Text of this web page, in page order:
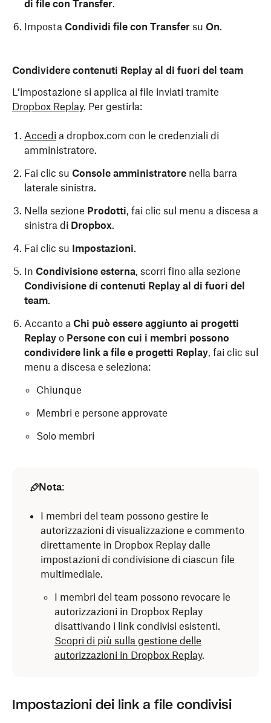
di file con Transfer.
Imposta Condividi file con Transfer su On.
Condividere contenuti Replay al di fuori del team
L’impostazione si applica ai file inviati tramite
Dropbox Replay. Per gestirla:
Accedi a dropbox.com con le credenziali di
amministratore.
Fai clic su Console amministratore nella barra
laterale sinistra.
Nella sezione Prodotti, fai clic sul menu a discesa a
sinistra di Dropbox.
Fai clic su Impostazioni.
In Condivisione esterna, scorri fino alla sezione
Condivisione di contenuti Replay al di fuori del
team.
Accanto a Chi può essere aggiunto ai progetti
Replay o Persone con cui i membri possono
condividere link a file e progetti Replay, fai clic sul
menu a discesa e seleziona:
Chiunque
Membri e persone approvate
Solo membri
Nota:
I membri del team possono gestire le
autorizzazioni di visualizzazione e commento
direttamente in Dropbox Replay dalle
impostazioni di condivisione di ciascun file
multimediale.
I membri del team possono revocare le
autorizzazioni in Dropbox Replay
disattivando i link condivisi esistenti.
Scopri di più sulla gestione delle
autorizzazioni in Dropbox Replay.
Impostazioni dei link a file condivisi